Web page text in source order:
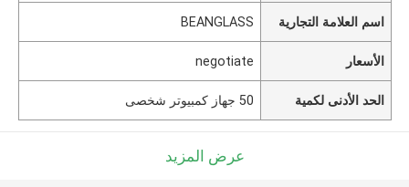
اسم العلامة التجارية BEANGLASS
الأسعار negotiate
الحد الأدنى لكمية 50 جهاز كمبيوتر شخصى
عرض المزيد